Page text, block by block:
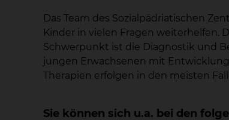
Das Team des Sozialpädriatischen
Kinder in vielen Fragen weiterhelfen.
Schwerpunkt ist die Diagnostik und
jungen Erwachsenen mit
Therapien erfolgen in den meisten
Sie können sich u.a. bei den